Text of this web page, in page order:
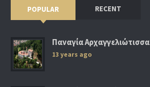
POPULAR RECENT
Παναγία Αρχαγγελιώτισσα
13 years ago